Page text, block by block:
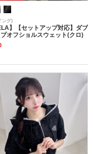
ング)
】【セットアップ対応】ダブ
オフショルスウェット(クロ)